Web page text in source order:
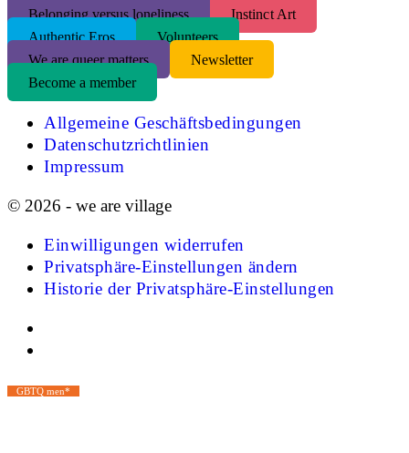
Belonging versus loneliness
Instinct Art
Authentic Eros
Volunteers
We are queer matters
Newsletter
Become a member
Allgemeine Geschäftsbedingungen
Datenschutzrichtlinien
Impressum
© 2026 - we are village
Einwilligungen widerrufen
Privatsphäre-Einstellungen ändern
Historie der Privatsphäre-Einstellungen
GBTQ men*